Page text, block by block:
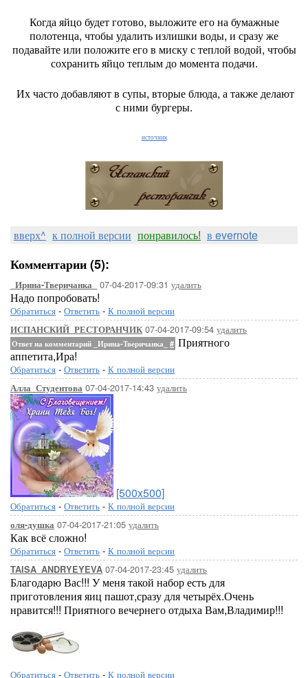
Когда яйцо будет готово, выложите его на бумажные
полотенца, чтобы удалить излишки воды, и сразу же
подавайте или положите его в миску с теплой водой, чтобы
сохранить яйцо теплым до момента подачи.
Их часто добавляют в супы, вторые блюда, а также делают
с ними бургеры.
источник
вверх^ к полной версии понравилось! в evernote
Комментарии (5):
_Ирина-Тверичанка_ 07-04-2017-09:31 удалить
Надо попробовать!
Обратиться - Ответить - К полной версии
ИСПАНСКИЙ_РЕСТОРАНЧИК07-04-2017-09:54 удалить
Ответ на комментарий _Ирина-Тверичанка_ # Приятного
аппетита,Ира!
Обратиться - Ответить - К полной версии
Алла_Студентова 07-04-2017-14:43 удалить
[500x500]
Обратиться - Ответить - К полной версии
оля-душка 07-04-2017-21:05 удалить
Как всё сложно!
Обратиться - Ответить - К полной версии
TAISA_ANDRYEYEVA 07-04-2017-23:45 удалить
Благодарю Вас!!! У меня такой набор есть для
приготовления яиц пашот,сразу для четырёх.Очень
нравится!!! Приятного вечернего отдыха Вам,Владимир!!!
Обратиться - Ответить - К полной версии